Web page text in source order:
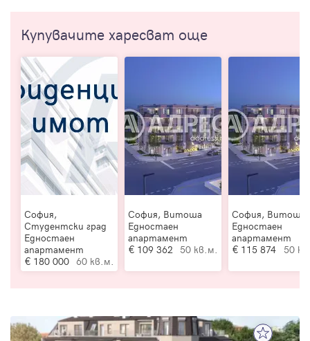
Купувачите харесват още
София,
Студентски град
Едностаен
апартамент
180 000 60 кв.м.
София, Витоша
Едностаен
апартамент
109 362 50 кв.м.
София, Витоша
Едностаен
апартамент
115 874
50